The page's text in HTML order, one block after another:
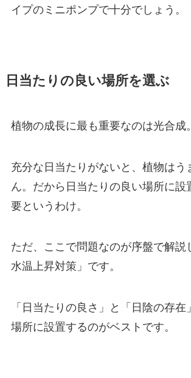
イプのミニポンプで十分でしょう。
日当たりの良い場所を選ぶ
植物の成長に最も重要なのは光合成。
充分な日当たりがないと、植物はう
ん。だから日当たりの良い場所に設
要というわけ。
ただ、ここで問題なのが序盤で解説
水温上昇対策」です。
「日当たりの良さ」と「日陰の存在
場所に設置するのがベストです。